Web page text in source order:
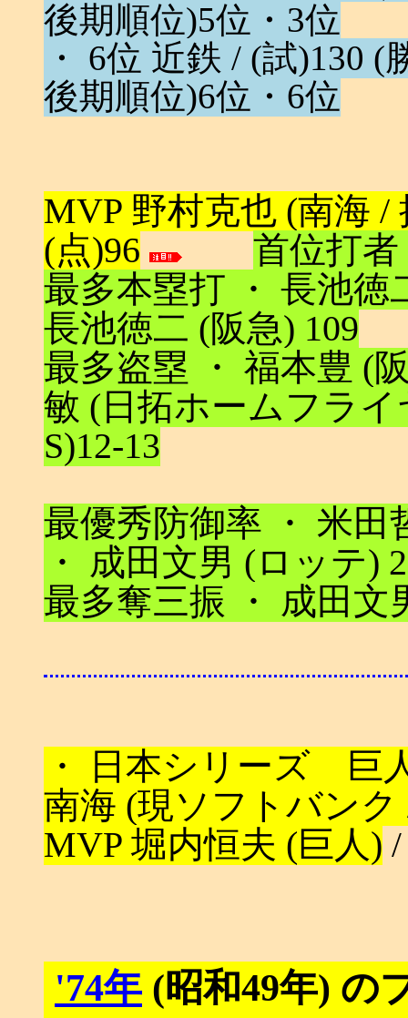
後期順位)5位・3位
・ 6位 近鉄 / (試)130
後期順位)6位・6位
MVP 野村克也 (南海 /
(点)96
首位打者
最多本塁打 ・ 長池徳
長池徳二 (阪急) 109
最多盗塁 ・ 福本豊 (
敏 (日拓ホームフライ
S)12-13
最優秀防御率 ・ 米田
・ 成田文男 (ロッテ)
最多奪三振 ・ 成田文
・ 日本シリーズ 巨
南海 (現ソフトバン
MVP 堀内恒夫 (巨人)
'74年 (昭和49年) の